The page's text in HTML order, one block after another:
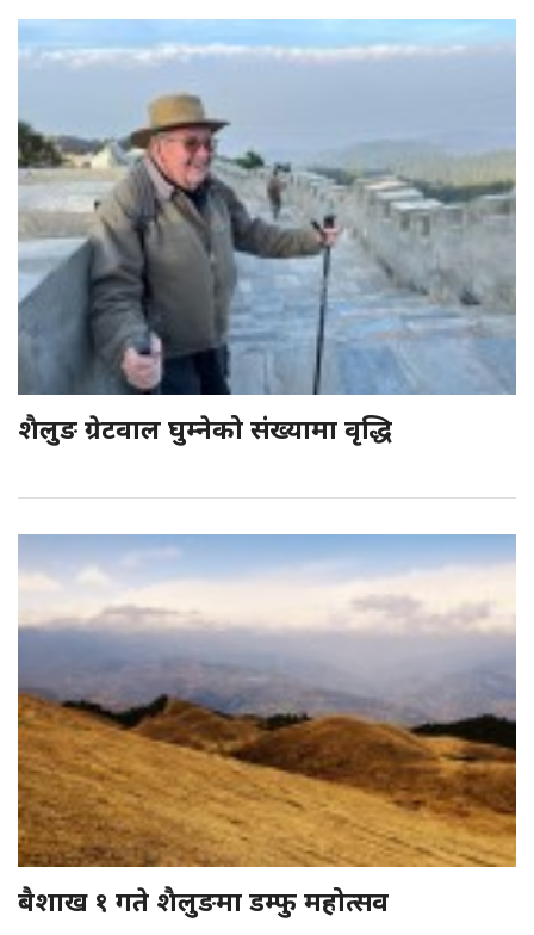
शैलुङ ग्रेटवाल घुम्नेको संख्यामा वृद्धि
बैशाख १ गते शैलुङमा डम्फु महोत्सव